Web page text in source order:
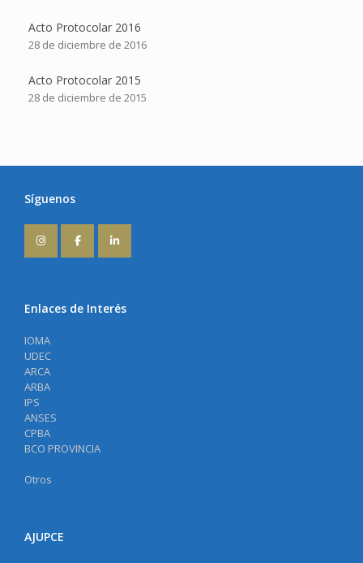
Acto Protocolar 2016
28 de diciembre de 2016
Acto Protocolar 2015
28 de diciembre de 2015
Síguenos
Enlaces de Interés
IOMA
UDEC
ARCA
ARBA
IPS
ANSES
CPBA
BCO PROVINCIA
Otros
AJUPCE